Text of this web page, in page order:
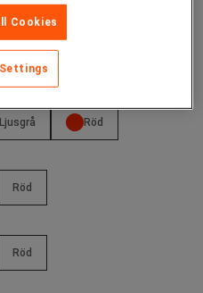
Ljusgrå Röd
Röd
Röd
Cookies